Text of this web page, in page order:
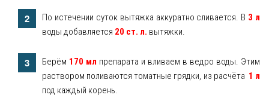
По истечении суток вытяжка аккуратно сливается. В 3 л
воды добавляется 20 ст. л. вытяжки.
Берём 170 мл препарата и вливаем в ведро воды. Этим
раствором поливаются томатные грядки, из расчёта 1 л
под каждый корень.